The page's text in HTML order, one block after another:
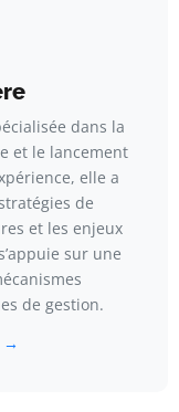
dans la
et le lancement
elle a
de
et les enjeux
sur une
de gestion.
→